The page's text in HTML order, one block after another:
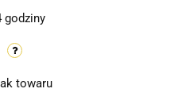
godziny
towaru